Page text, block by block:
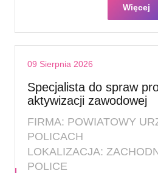
Więcej
09 Sierpnia 2026
Specjalista do spraw
aktywizacji zawodowej
FIRMA: POWIATOWY
POLICACH
LOKALIZACJA:
POLICE